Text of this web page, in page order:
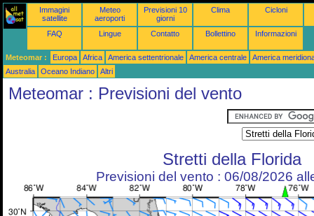
Immagini
satellite
Meteo
aeroporti
Previsioni 10
giorni
Clima Cicloni
FAQ Lingue Contatto Bollettino Informazioni
Meteomar : Europa Africa America settentrionale America centrale
America
Australia
Oceano Indiano Altri
Meteomar : Previsioni del vento
Stretti della Florida
Previsioni del vento : 06/08/2026